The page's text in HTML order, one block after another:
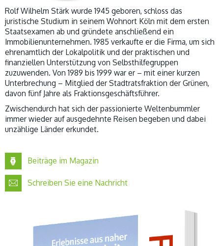
Rolf Wilhelm Stärk wurde 1945 geboren, schloss das
juristische Studium in seinem Wohnort Köln mit dem ersten
Staatsexamen ab und gründete anschließend ein
Immobilienunternehmen. 1985 verkaufte er die Firma, um sich
ehrenamtlich der Lokalpolitik und der praktischen und
finanziellen Unterstützung von Selbsthilfegruppen
zuzuwenden. Von 1989 bis 1999 war er – mit einer kurzen
Unterbrechung – Mitglied der Stadtratsfraktion der Grünen,
davon fünf Jahre als Fraktionsgeschäftsführer.
Zwischendurch hat sich der passionierte Weltenbummler
immer wieder auf ausgedehnte Reisen begeben und dabei
unzählige Länder erkundet.
Beiträge im Magazin
Schreiben Sie eine Nachricht